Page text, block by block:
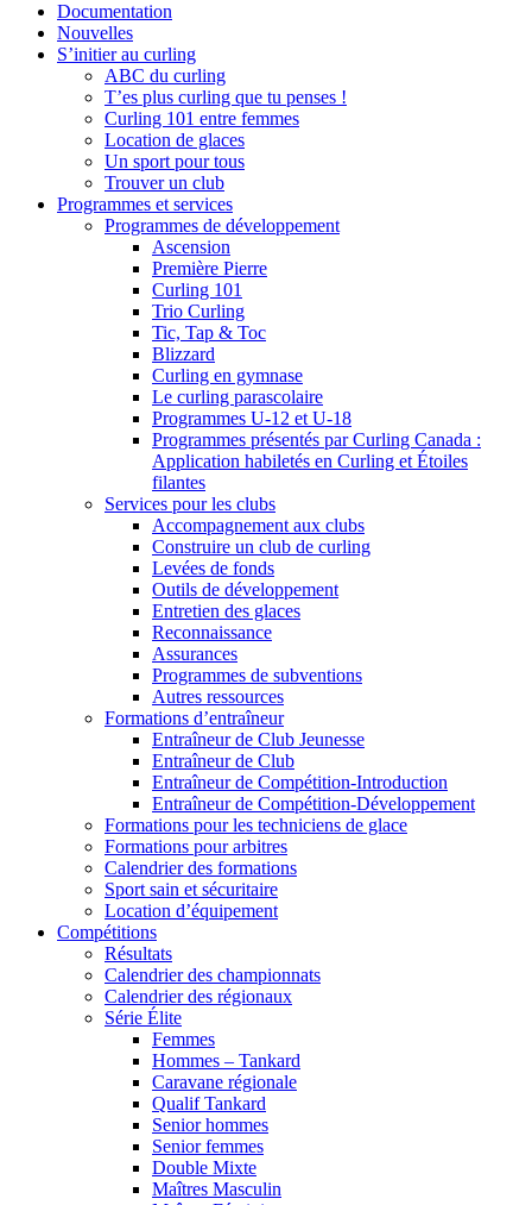
Documentation
Nouvelles
S’initier au curling
ABC du curling
T’es plus curling que tu penses !
Curling 101 entre femmes
Location de glaces
Un sport pour tous
Trouver un club
Programmes et services
Programmes de développement
Ascension
Première Pierre
Curling 101
Trio Curling
Tic, Tap & Toc
Blizzard
Curling en gymnase
Le curling parascolaire
Programmes U-12 et U-18
Programmes présentés par Curling Canada :
Application habiletés en Curling et Étoiles
filantes
Services pour les clubs
Accompagnement aux clubs
Construire un club de curling
Levées de fonds
Outils de développement
Entretien des glaces
Reconnaissance
Assurances
Programmes de subventions
Autres ressources
Formations d’entraîneur
Entraîneur de Club Jeunesse
Entraîneur de Club
Entraîneur de Compétition-Introduction
Entraîneur de Compétition-Développement
Formations pour les techniciens de glace
Formations pour arbitres
Calendrier des formations
Sport sain et sécuritaire
Location d’équipement
Compétitions
Résultats
Calendrier des championnats
Calendrier des régionaux
Série Élite
Femmes
Hommes – Tankard
Caravane régionale
Qualif Tankard
Senior hommes
Senior femmes
Double Mixte
Maîtres Masculin